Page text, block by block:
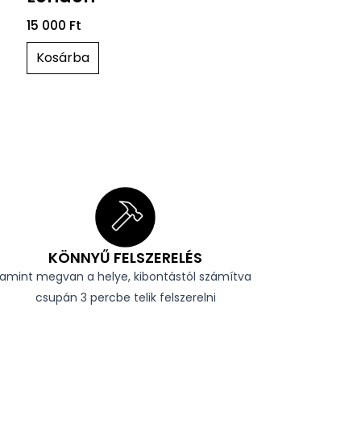
15 000 Ft
Kosárba
KÖNNYŰ FELSZERELÉS
amint megvan a helye, kibontástól számítva
csupán 3 percbe telik felszerelni